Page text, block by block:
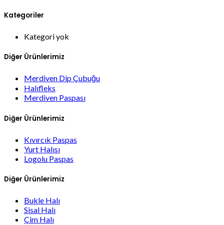
Kategoriler
Kategori yok
Diğer Ürünlerimiz
Merdiven Dip Çubuğu
Halıfleks
Merdiven Paspası
Diğer Ürünlerimiz
Kıvırcık Paspas
Yurt Halısı
Logolu Paspas
Diğer Ürünlerimiz
Bukle Halı
Sisal Halı
Çim Halı